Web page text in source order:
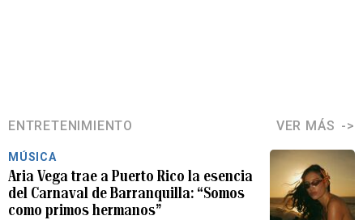
ENTRETENIMIENTO VER MÁS
MÚSICA
Aria Vega trae a Puerto Rico la esencia
del Carnaval de Barranquilla: “Somos
como primos hermanos”